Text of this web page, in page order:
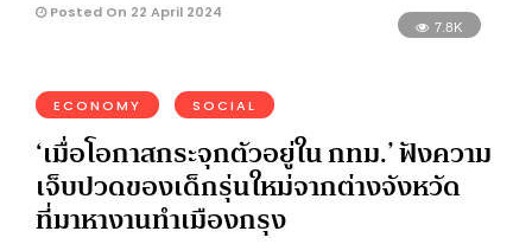
Posted On 22 April 2024
7.8K
ECONOMY SOCIAL
‘เมื่อโอกาสกระจุกตัวอยู่ใน กทม.’ ฟังความ
เจ็บปวดของเด็กรุ่นใหม่จากต่างจังหวัด
ที่มาหางานทำเมืองกรุง